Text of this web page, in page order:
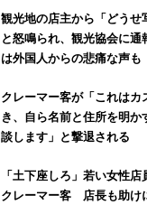
観光地の店主から「どうせ
と怒鳴られ、観光協会に
は外国人からの悲痛な声も
クレーマー客が「これは
き、自ら名前と住所を明
談します」と撃退される
「土下座しろ」若い女性
クレーマー客 店長も助け